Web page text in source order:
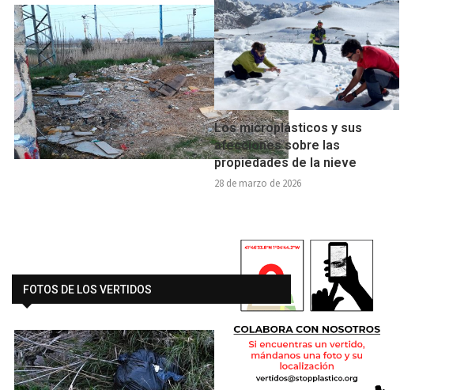
FOTOS DE LOS VERTIDOS
Los microplásticos y sus
afecciones sobre las
propiedades de la nieve
28 de marzo de 2026